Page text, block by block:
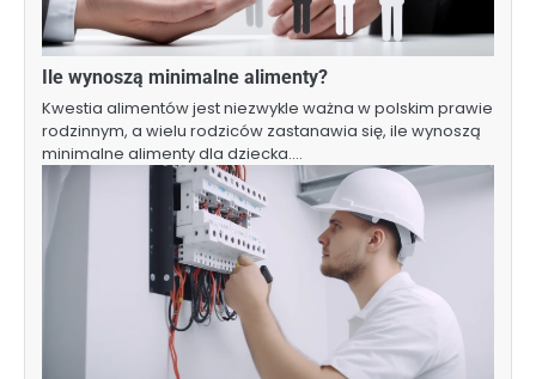
Ile wynoszą minimalne alimenty?
Kwestia alimentów jest niezwykle ważna w polskim prawie
rodzinnym, a wielu rodziców zastanawia się, ile wynoszą
minimalne alimenty dla dziecka.…